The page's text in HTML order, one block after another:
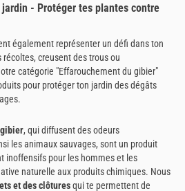
- Protéger tes plantes contre
également représenter un défi dans ton
creusent des trous ou
catégorie "Effarouchement du gibier"
pour protéger ton jardin des dégâts
, qui diffusent des odeurs
les animaux sauvages, sont un produit
inoffensifs pour les hommes et les
naturelle aux produits chimiques. Nous
et des clôturesqui te permettent de